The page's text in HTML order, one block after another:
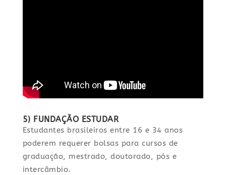
5) FUNDAÇÃO ESTUDAR
Estudantes brasileiros entre 16 e 34 anos
poderem requerer bolsas para cursos de
graduação, mestrado, doutorado, pós e
intercâmbio.